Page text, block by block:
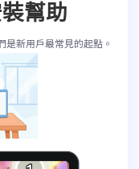
幫助
是新用戶最常見的起點。